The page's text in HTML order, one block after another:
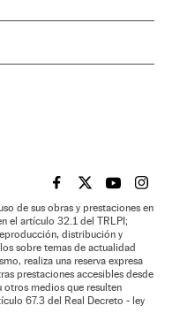
EL PAÍS BRASIL EN
EL PAÍSEL PAÍS
EL
de sus obras y prestaciones en
el artículo 32.1 del TRLPI;
distribución y
sobre temas de actualidad
realiza una reserva expresa
prestaciones accesibles desde
otros medios que resulten
67.3 del Real Decreto - ley